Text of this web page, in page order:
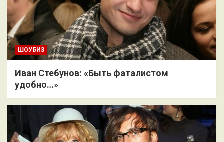
ШОУБИЗ
Иван Стебунов: «Быть фаталистом
удобно…»